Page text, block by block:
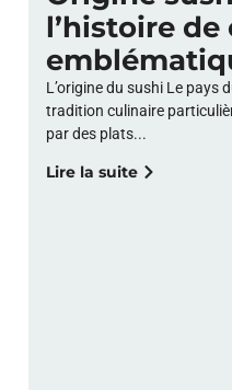
l’histoire de
L’origine du sushi Le pays
tradition culinaire
par des plats...
Lire la suite